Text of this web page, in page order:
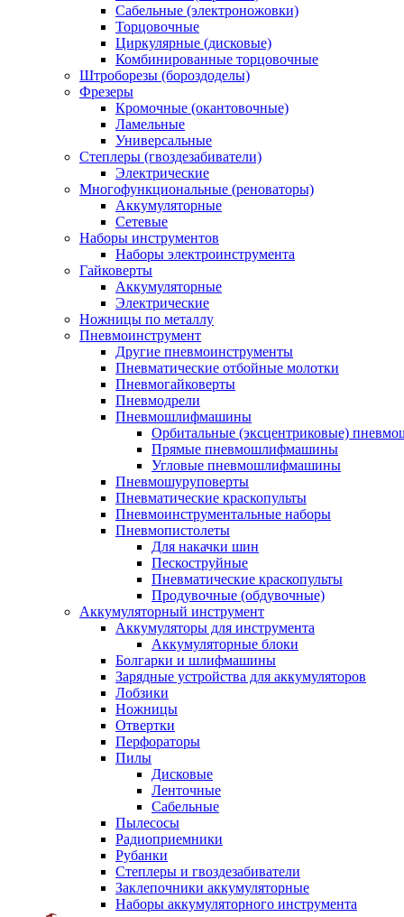
Сабельные (электроножовки)
Торцовочные
Циркулярные (дисковые)
Комбинированные торцовочные
Штроборезы (бороздоделы)
Фрезеры
Кромочные (окантовочные)
Ламельные
Универсальные
Степлеры (гвоздезабиватели)
Электрические
Многофункциональные (реноваторы)
Аккумуляторные
Сетевые
Наборы инструментов
Наборы электроинструмента
Гайковерты
Аккумуляторные
Электрические
Ножницы по металлу
Пневмоинструмент
Другие пневмоинструменты
Пневматические отбойные молотки
Пневмогайковерты
Пневмодрели
Пневмошлифмашины
Орбитальные (эксцентриковые)
Прямые пневмошлифмашины
Угловые пневмошлифмашины
Пневмошуруповерты
Пневматические краскопульты
Пневмоинструментальные наборы
Пневмопистолеты
Для накачки шин
Пескоструйные
Пневматические краскопульты
Продувочные (обдувочные)
Аккумуляторный инструмент
Аккумуляторы для инструмента
Аккумуляторные блоки
Болгарки и шлифмашины
Зарядные устройства для аккумуляторов
Лобзики
Ножницы
Отвертки
Перфораторы
Пилы
Дисковые
Ленточные
Сабельные
Пылесосы
Радиоприемники
Рубанки
Степлеры и гвоздезабиватели
Заклепочники аккумуляторные
Наборы аккумуляторного инструмента